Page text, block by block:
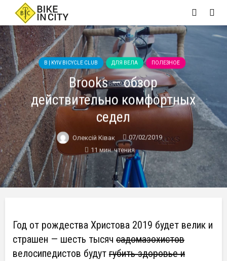
B | KYIV BICYCLE CLUB ДЛЯ ВЕЛА ПОЛЕЗНОЕ
Brooks — обзор
действительно комфортных
седел
Олексій Ківак
07/02/2019
11 мин. чтения
Год от рождества Христова 2019 будет велик и
страшен — шесть тысяч садомазохистов
велосипедистов будут губить здоровье и